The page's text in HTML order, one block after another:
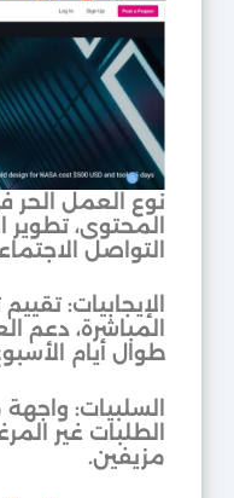
نوع العمل الحر
المحتوى،
التواصل
الإيجابيات:
المباشرة، دعم
طوال أيام
السلبيات:
الطلبات غير
مزيفين.